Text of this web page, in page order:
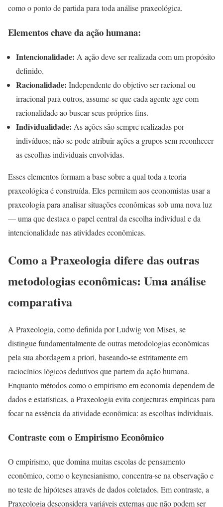
como o ponto de partida para toda análise praxeológica.
Elementos chave da ação humana:
Intencionalidade: A ação deve ser realizada com um propósito
definido.
Racionalidade: Independente do objetivo ser racional ou
irracional para outros, assume-se que cada agente age com
racionalidade ao buscar seus próprios fins.
Individualidade: As ações são sempre realizadas por
indivíduos; não se pode atribuir ações a grupos sem reconhecer
as escolhas individuais envolvidas.
Esses elementos formam a base sobre a qual toda a teoria
praxeológica é construída. Eles permitem aos economistas usar a
praxeologia para analisar situações econômicas sob uma nova luz
— uma que destaca o papel central da escolha individual e da
intencionalidade nas atividades econômicas.
Como a Praxeologia difere das outras
metodologias econômicas: Uma análise
comparativa
A Praxeologia, como definida por Ludwig von Mises, se
distingue fundamentalmente de outras metodologias econômicas
pela sua abordagem a priori, baseando-se estritamente em
raciocínios lógicos dedutivos que partem da ação humana.
Enquanto métodos como o empirismo em economia dependem de
dados e estatísticas, a Praxeologia evita conjecturas empíricas para
focar na essência da atividade econômica: as escolhas individuais.
Contraste com o Empirismo Econômico
O empirismo, que domina muitas escolas de pensamento
econômico, como o keynesianismo, concentra-se na observação e
no teste de hipóteses através de dados coletados. Em contraste, a
Praxeologia desconsidera variáveis externas que não podem ser